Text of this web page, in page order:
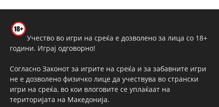
Учество во игри на среќа е дозволено за лица со 18+
години. Играј одговорно!
Согласно Законот за игрите на среќа и за забавните игри
не е дозволено физичко лице да учествува во странски
игри на среќа, во кои влоговите се уплаќаат на
територијата на Македонија.